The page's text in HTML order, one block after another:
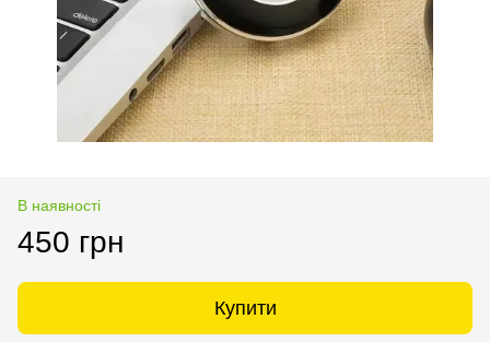
В наявності
450 грн
Купити